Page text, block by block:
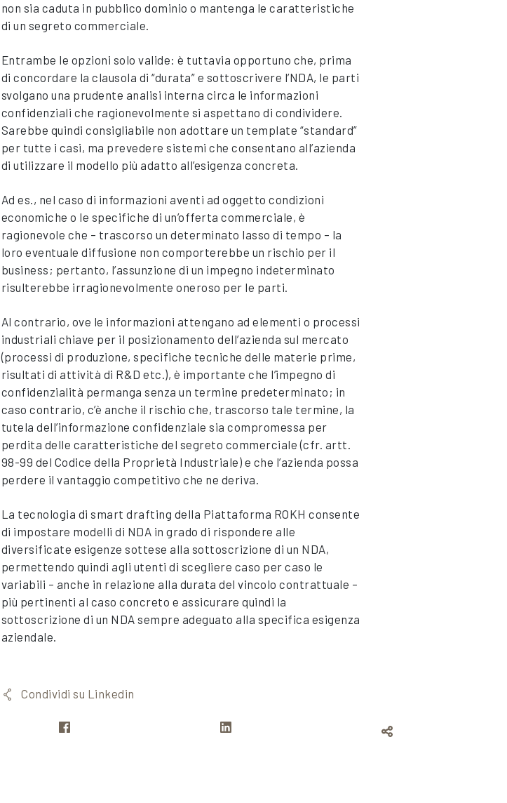
non sia caduta in pubblico dominio o mantenga le caratteristiche
di un segreto commerciale.
Entrambe le opzioni solo valide: è tuttavia opportuno che, prima
di concordare la clausola di “durata” e sottoscrivere l’NDA, le parti
svolgano una prudente analisi interna circa le informazioni
confidenziali che ragionevolmente si aspettano di condividere.
Sarebbe quindi consigliabile non adottare un template “standard”
per tutte i casi, ma prevedere sistemi che consentano all’azienda
di utilizzare il modello più adatto all’esigenza concreta.
Ad es., nel caso di informazioni aventi ad oggetto condizioni
economiche o le specifiche di un’offerta commerciale, è
ragionevole che – trascorso un determinato lasso di tempo – la
loro eventuale diffusione non comporterebbe un rischio per il
business; pertanto, l’assunzione di un impegno indeterminato
risulterebbe irragionevolmente oneroso per le parti.
Al contrario, ove le informazioni attengano ad elementi o processi
industriali chiave per il posizionamento dell’azienda sul mercato
(processi di produzione, specifiche tecniche delle materie prime,
risultati di attività di R&D etc.), è importante che l’impegno di
confidenzialità permanga senza un termine predeterminato; in
caso contrario, c’è anche il rischio che, trascorso tale termine, la
tutela dell’informazione confidenziale sia compromessa per
perdita delle caratteristiche del segreto commerciale (cfr. artt.
98-99 del Codice della Proprietà Industriale) e che l’azienda possa
perdere il vantaggio competitivo che ne deriva.
La tecnologia di smart drafting della Piattaforma ROKH consente
di impostare modelli di NDA in grado di rispondere alle
diversificate esigenze sottese alla sottoscrizione di un NDA,
permettendo quindi agli utenti di scegliere caso per caso le
variabili – anche in relazione alla durata del vincolo contrattuale –
più pertinenti al caso concreto e assicurare quindi la
sottoscrizione di un NDA sempre adeguato alla specifica esigenza
aziendale.
Condividi su Linkedin